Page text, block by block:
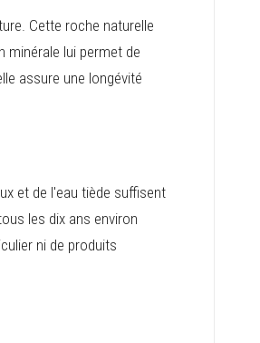
Cette roche naturelle
lui permet de
assure une longévité
et de l'eau tiède suffisent
les dix ans environ
ni de produits